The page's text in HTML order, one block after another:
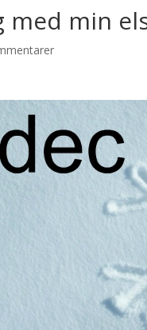
med min